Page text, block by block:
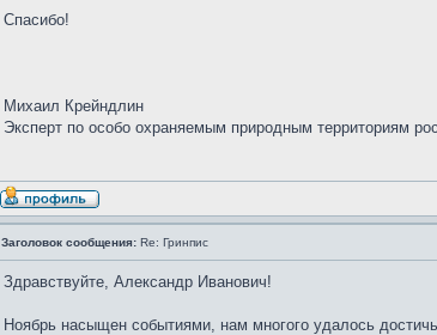
Спасибо!
Михаил Крейндлин
Эксперт по особо охраняемым природным территориям
Заголовок сообщения: Re: Гринпис
Здравствуйте, Александр Иванович!
Ноябрь насыщен событиями, нам многого удалось